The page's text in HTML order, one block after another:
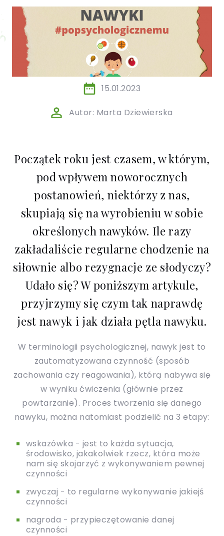
/ EN)
Społecznych
młodzieży
15.01.2023
Autor: Marta Dziewierska
Początek roku jest czasem, w którym,
pod wpływem noworocznych
postanowień, niektórzy z nas,
skupiają się na wyrobieniu w sobie
określonych nawyków. Ile razy
zakładaliście regularne chodzenie na
siłownie albo rezygnacje ze słodyczy?
Udało się? W poniższym artykule,
przyjrzymy się czym tak naprawdę
jest nawyk i jak działa pętla nawyku.
W terminologii psychologicznej, nawyk jest to
zautomatyzowana czynność (sposób
zachowania czy reagowania), którą nabywa się
w wyniku ćwiczenia (głównie przez
powtarzanie). Proces tworzenia się danego
nawyku, można natomiast podzielić na 3 etapy:
wskazówka - jest to każda sytuacja,
środowisko, jakakolwiek rzecz, która może
nam się skojarzyć z wykonywaniem pewnej
czynności
zwyczaj - to regularne wykonywanie jakiejś
czynności
nagroda - przypieczętowanie danej
czynności